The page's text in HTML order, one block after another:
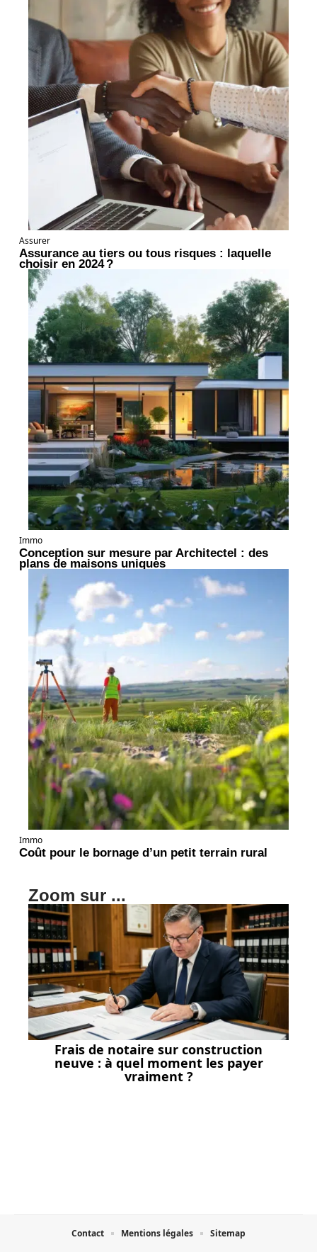
Assurer
Assurance au tiers ou tous risques : laquelle
choisir en 2024 ?
Immo
Conception sur mesure par Architectel : des
plans de maisons uniques
Immo
Coût pour le bornage d’un petit terrain rural
Zoom sur ...
Frais de notaire sur construction
neuve : à quel moment les payer
vraiment ?
Contact Mentions légales Sitemap